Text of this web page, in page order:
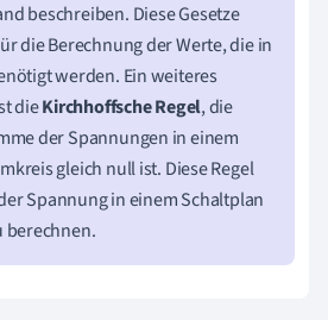
beschreiben. Diese Gesetze
die Berechnung der Werte, die in
werden. Ein weiteres
dieKirchhoffsche Regel, die
der Spannungen in einem
gleich null ist. Diese Regel
Spannung in einem Schaltplan
berechnen.